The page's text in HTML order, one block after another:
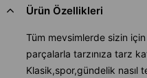
Ürün Özellikleri
Tüm mevsimlerde sizin
parçalarla tarzınıza tarz
Klasik,spor,gündelik nasıl